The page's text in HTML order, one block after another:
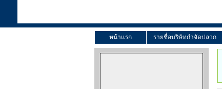
หน้าแรก รายชื่อบริษัทกำจัดปลวก